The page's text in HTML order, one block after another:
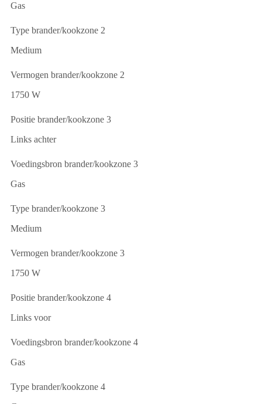
Gas
Type brander/kookzone 2
Medium
Vermogen brander/kookzone 2
1750 W
Positie brander/kookzone 3
Links achter
Voedingsbron brander/kookzone 3
Gas
Type brander/kookzone 3
Medium
Vermogen brander/kookzone 3
1750 W
Positie brander/kookzone 4
Links voor
Voedingsbron brander/kookzone 4
Gas
Type brander/kookzone 4